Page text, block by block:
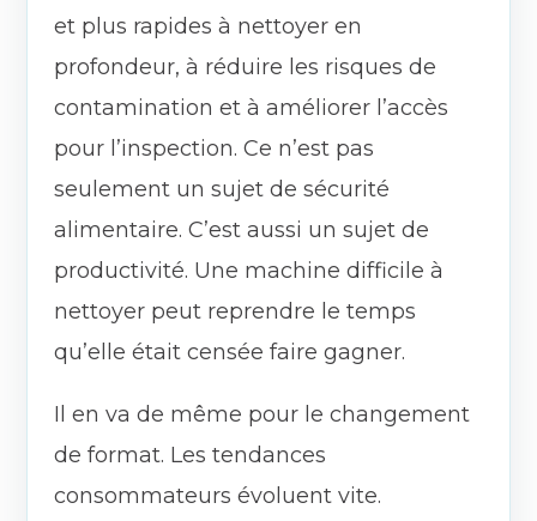
et plus rapides à nettoyer en
profondeur, à réduire les risques de
contamination et à améliorer l’accès
pour l’inspection. Ce n’est pas
seulement un sujet de sécurité
alimentaire. C’est aussi un sujet de
productivité. Une machine difficile à
nettoyer peut reprendre le temps
qu’elle était censée faire gagner.
Il en va de même pour le changement
de format. Les tendances
consommateurs évoluent vite.